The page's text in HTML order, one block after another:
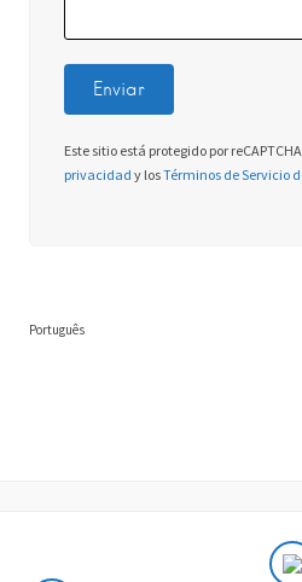
Este sitio está protegido por
privacidad y losTérminos de Servicio
Português